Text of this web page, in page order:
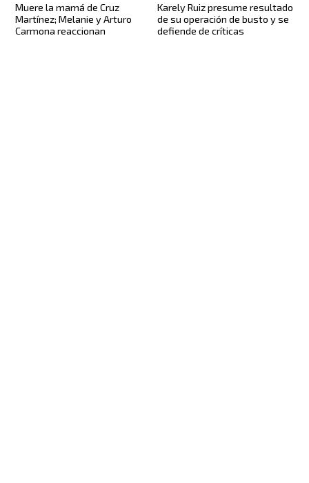
Muere la mamá de Cruz
Martínez; Melanie y Arturo
Carmona reaccionan
Karely Ruiz presume resultado
de su operación de busto y se
defiende de críticas